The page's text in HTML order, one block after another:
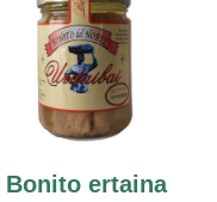
Bonito ertaina